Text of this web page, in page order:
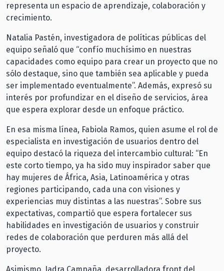
representa un espacio de aprendizaje, colaboración y
crecimiento.
Natalia Pastén, investigadora de políticas públicas del
equipo señaló que “confío muchísimo en nuestras
capacidades como equipo para crear un proyecto que no
sólo destaque, sino que también sea aplicable y pueda
ser implementado eventualmente”. Además, expresó su
interés por profundizar en el diseño de servicios, área
que espera explorar desde un enfoque práctico.
En esa misma línea, Fabiola Ramos, quien asume el rol de
especialista en investigación de usuarios dentro del
equipo destacó la riqueza del intercambio cultural: “En
este corto tiempo, ya ha sido muy inspirador saber que
hay mujeres de África, Asia, Latinoamérica y otras
regiones participando, cada una con visiones y
experiencias muy distintas a las nuestras”. Sobre sus
expectativas, compartió que espera fortalecer sus
habilidades en investigación de usuarios y construir
redes de colaboración que perduren más allá del
proyecto.